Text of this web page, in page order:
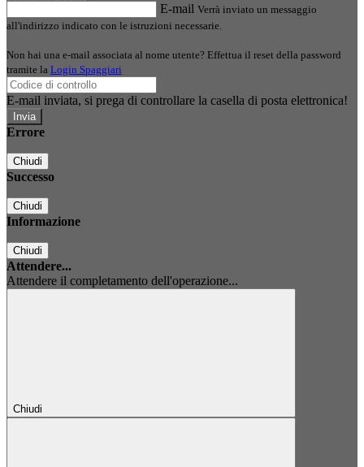
E-mail Verrà inviato un messaggio
all'indirizzo indicato con le istruzioni necessarie.
Non hai una e-mail associata al nome utente? Effettua il reset della password
tramite la Login Spaggiari
E-mail inviata, si prega di controllare la casella di posta elettronica!
Errore
Chiudi
Successo
Chiudi
Informazione
Chiudi
Attendere...
Attendere il completamento dell'operazione...
Chiudi